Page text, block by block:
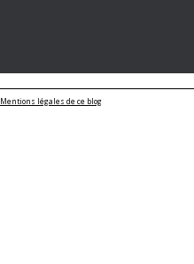
Mentions légales de ce blog